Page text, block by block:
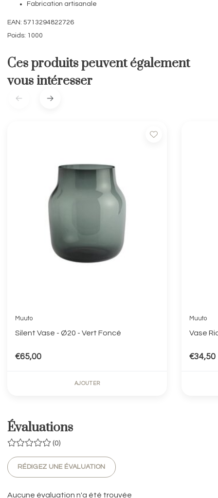
Fabrication artisanale
EAN: 5713294822726
Poids: 1000
Ces produits peuvent également
vous intéresser
Muuto
Silent Vase - Ø20 - Vert Foncé
€65,00
AJOUTER
Muuto
Vase
€34,50
Évaluations
(0)
RÉDIGEZ UNE ÉVALUATION
Aucune évaluation n'a été trouvée